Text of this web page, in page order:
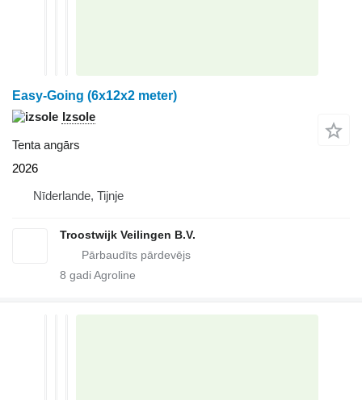
Easy-Going (6x12x2 meter)
Izsole
Tenta angārs
2026
Nīderlande, Tijnje
Troostwijk Veilingen B.V.
8 gadi Agroline